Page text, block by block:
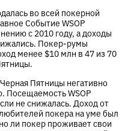
во всей покерной
Событие WSOP
с 2010 году, а доходы
Покер-румы
менее $10 млн в 47 из 70
Пятницы негативно
Посещаемость WSOP
не снижалась. Доход от
покера на уме был
ли покер проживает свои